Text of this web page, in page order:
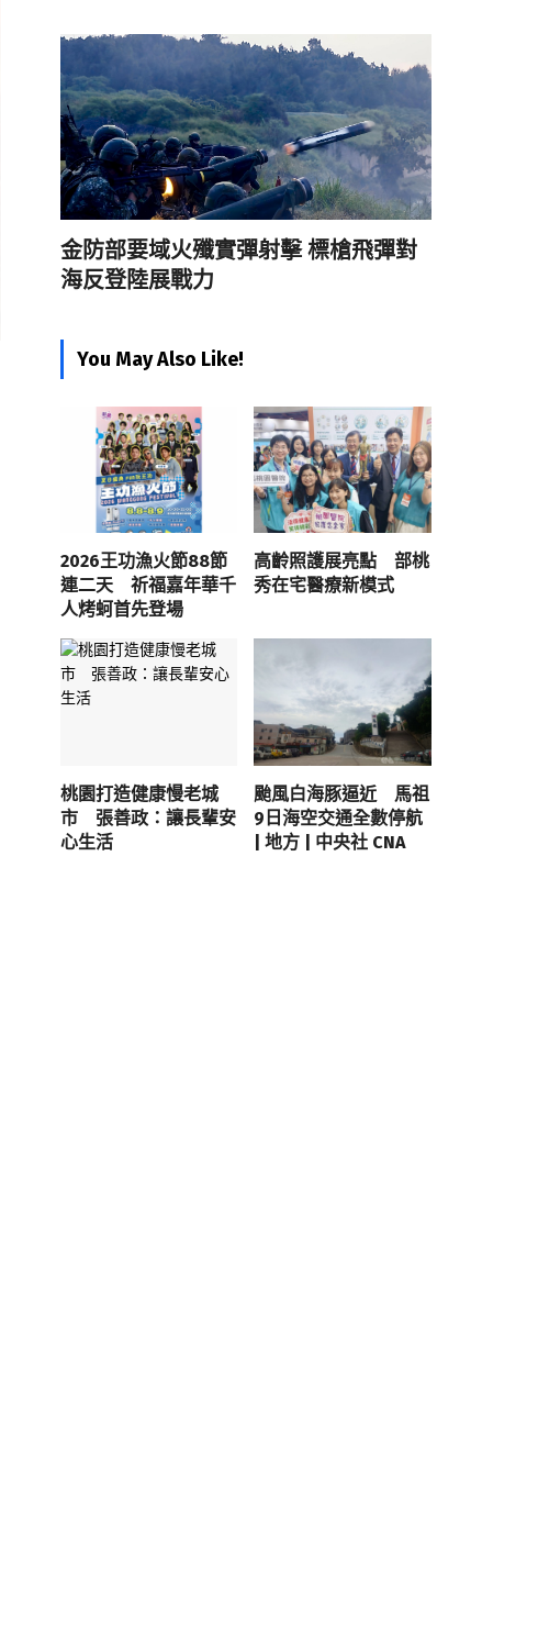
金防部要域火殲實彈射擊 標槍飛彈對
海反登陸展戰力
You May Also Like!
2026王功漁火節88節
連二天 祈福嘉年華千
人烤蚵首先登場
高齡照護展亮點 部桃
秀在宅醫療新模式
桃園打造健康慢老城
市 張善政：讓長輩安
心生活
颱風白海豚逼近 馬祖
9日海空交通全數停航
| 地方 | 中央社 CNA